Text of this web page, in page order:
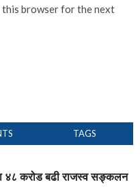
this browser for the next
TAGS
४८ करोड बढी राजस्व सङ्कलन